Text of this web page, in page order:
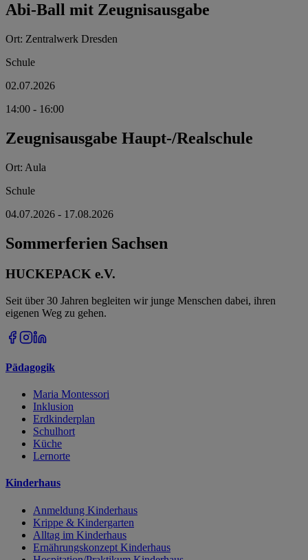
Abi-Ball mit Zeugnisausgabe
Ort: Zentralwerk Dresden
Schule
02.07.2026
14:00 - 16:00
Zeugnisausgabe Haupt-/Realschule
Ort: Aula
Schule
04.07.2026 - 17.08.2026
Sommerferien Sachsen
HUCKEPACK e.V.
Seit über 30 Jahren begleiten wir junge Menschen dabei, ihren
eigenen Weg zu gehen.
Pädagogik
Maria Montessori
Inklusion
Erdkinderplan
Schulhort
Küche
Lernorte
Kinderhaus
Anmeldung Kinderhaus
Krippe & Kindergarten
Alltag im Kinderhaus
Ernährungskonzept Kinderhaus